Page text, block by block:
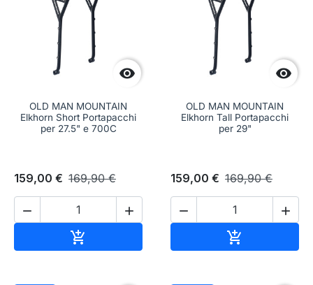

OLD MAN MOUNTAIN
Elkhorn Short Portapacchi
per 27.5" e 700C
159,00 € 169,90 €
 


OLD MAN MOUNTAIN
Elkhorn Tall Portapacchi
per 29"
159,00 € 169,90 €
 
